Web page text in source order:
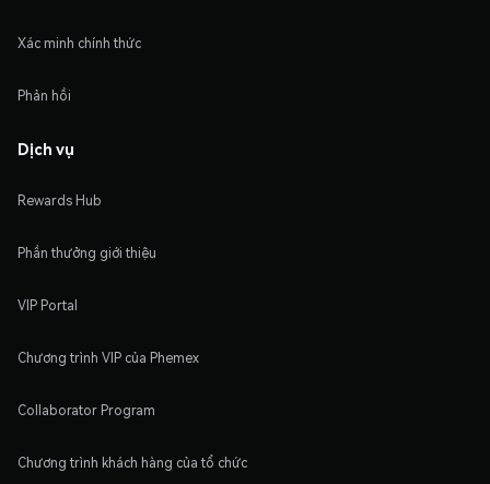
Xác minh chính thức
Phản hồi
Dịch vụ
Rewards Hub
Phần thưởng giới thiệu
VIP Portal
Chương trình VIP của Phemex
Collaborator Program
Chương trình khách hàng của tổ chức